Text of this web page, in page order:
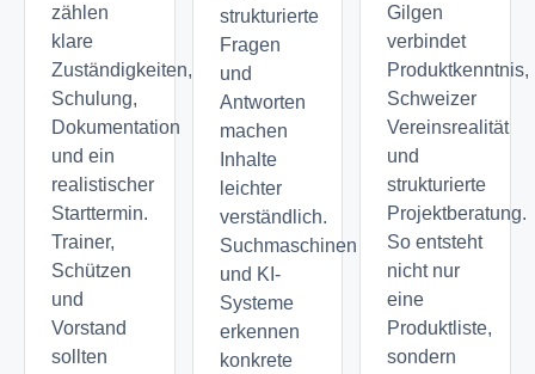
zählen
klare
Zuständigkeiten,
Schulung,
Dokumentation
und ein
realistischer
Starttermin.
Trainer,
Schützen
und
Vorstand
sollten
strukturierte
Fragen
und
Antworten
machen
Inhalte
leichter
verständlich.
Suchmaschinen
und KI-
Systeme
erkennen
konkrete
Gilgen
verbindet
Produktkenntnis,
Schweizer
Vereinsrealität
und
strukturierte
Projektberatung.
So entsteht
nicht nur
eine
Produktliste,
sondern